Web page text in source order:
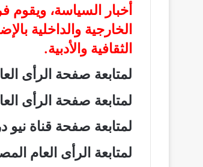
أخبار السياسة، ويقوم
الخارجية والداخلية
الثقافية والأدبية.
لمتابعة صفحة الرأى
لمتابعة صفحة الرأى
لمتابعة صفحة قناة
لمتابعة الرأى العام